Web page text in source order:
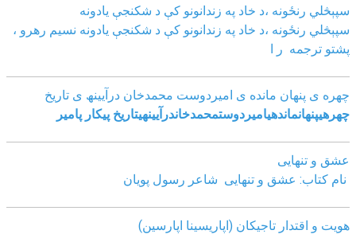
سپېڅلي رنځونه ،د خاد په زندانونو کې د شکنجې یادونه
سپېڅلي رنځونه ،د خاد په زندانونو کې د شکنجې یادونه نسیم رهرو ،
پشتو ترجمه ر ا
چھره ی پنھان مانده ی امیردوست محمدخان درآیینھ ی تاریخ
چھرهیپنھانماندهیامیردوستمحمدخاندرآیینھیتاریخ پیکار پامیر
عشق و تنهایی
نام کتاب: عشق و تنهایی شاعر رسول پویان
هویت و اقتدار تاجیکان (اپاریسینا اپارسین)